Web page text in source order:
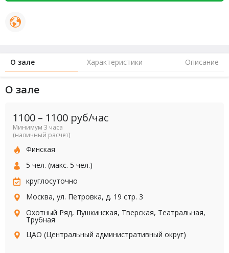
О зале Характеристики Описание
О зале
1100 – 1100 руб/час
Минимум 3 часа
(наличный расчет)
Финская
5 чел. (макс. 5 чел.)
круглосуточно
Москва, ул. Петровка, д. 19 стр. 3
Охотный Ряд, Пушкинская, Тверская, Театральная,
Трубная
ЦАО (Центральный административный округ)